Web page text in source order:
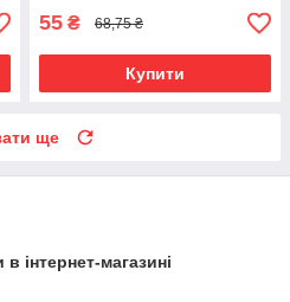
55 ₴ 68,75 ₴
Купити
ще
інтернет-магазині